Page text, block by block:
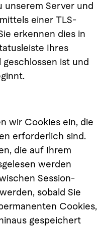
unserem Server und
einer TLS-
erkennen dies in
Ihres
geschlossen ist und
wir Cookies ein, die
erforderlich sind.
die auf Ihrem
werden
Session-
sobald Sie
Cookies,
gespeichert